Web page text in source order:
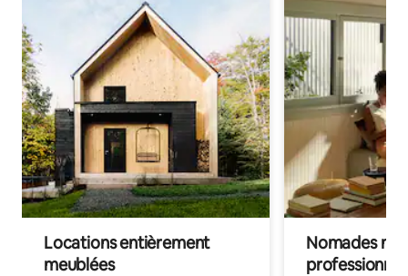
Locations entièrement
meublées
Nomades